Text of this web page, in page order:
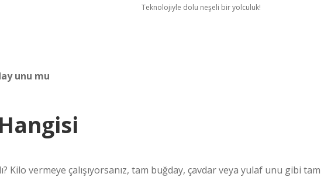
Teknolojiyle dolu neşeli bir yolculuk!
unu mu
Kilo vermeye çalışıyorsanız, tam buğday, çavdar veya yulaf unu gibi tam